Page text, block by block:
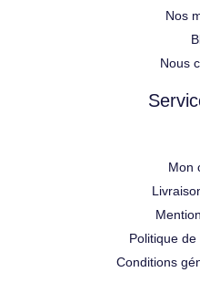
Nos
Nous
Mon
Politique
Conditions